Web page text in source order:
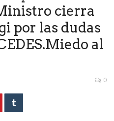
cierra
por las dudas
al
0